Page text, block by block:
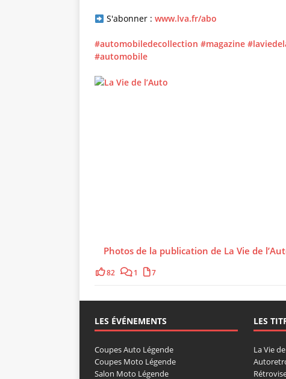
S'abonner : www.lva.fr/abo
#automobiledecollection #magazine
#automobile
Photos de la publication de La Vie de
82 1 7
LES ÉVÉNEMENTS
Coupes Auto Légende
Coupes Moto Légende
Salon Moto Légende
LES
La Vie